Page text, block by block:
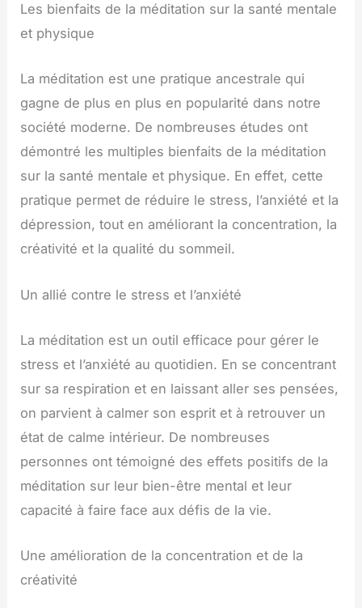
Les bienfaits de la méditation sur la santé mentale
et physique
La méditation est une pratique ancestrale qui
gagne de plus en plus en popularité dans notre
société moderne. De nombreuses études ont
démontré les multiples bienfaits de la méditation
sur la santé mentale et physique. En effet, cette
pratique permet de réduire le stress, l’anxiété et la
dépression, tout en améliorant la concentration, la
créativité et la qualité du sommeil.
Un allié contre le stress et l’anxiété
La méditation est un outil efficace pour gérer le
stress et l’anxiété au quotidien. En se concentrant
sur sa respiration et en laissant aller ses pensées,
on parvient à calmer son esprit et à retrouver un
état de calme intérieur. De nombreuses
personnes ont témoigné des effets positifs de la
méditation sur leur bien-être mental et leur
capacité à faire face aux défis de la vie.
Une amélioration de la concentration et de la
créativité